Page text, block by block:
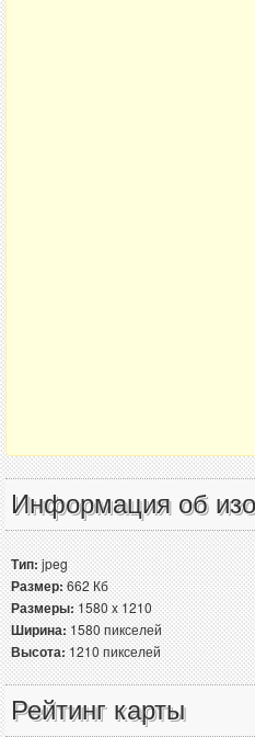
Информация об
Тип:jpeg
Размер:662 Кб
Размеры:1580 x 1210
Ширина:1580 пикселей
Высота:1210 пикселей
Рейтинг карты